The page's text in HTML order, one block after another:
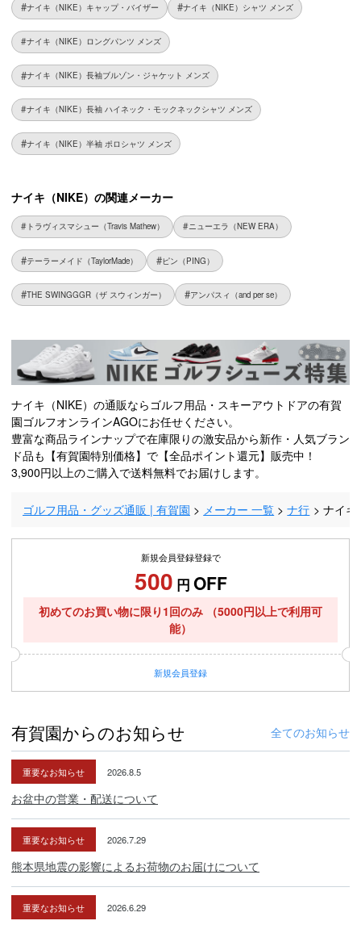
ナイキ（NIKE）キャップ・バイザー ナイキ（NIKE）シャツ メンズ
ナイキ（NIKE）ロングパンツ メンズ
ナイキ（NIKE）長袖ブルゾン・ジャケット メンズ
ナイキ（NIKE）長袖 ハイネック・モックネックシャツ メンズ
ナイキ（NIKE）半袖 ポロシャツ メンズ
ナイキ（NIKE）の関連メーカー
トラヴィスマシュー（Travis Mathew） ニューエラ（NEW ERA）
テーラーメイド（TaylorMade） ピン（PING）
THE SWINGGGR（ザ スウィンガー） アンパスィ（and per se）
ナイキ（NIKE）の通販ならゴルフ用品・スキーアウトドアの有賀
園ゴルフオンラインAGOにお任せください。
豊富な商品ラインナップで在庫限りの激安品から新作・人気ブラン
ド品も【有賀園特別価格】で【全品ポイント還元】販売中！
3,900円以上のご購入で送料無料でお届けします。
ゴルフ用品・グッズ通販 | 有賀園 メーカー 一覧 ナ行 ナイキ
新規会員登録登録で
500 円 OFF
初めてのお買い物に限り1回のみ
（5000円以上で利用可
能）
新規会員登録
有賀園からのお知らせ 全てのお知らせ
重要なお知らせ 2026.8.5
お盆中の営業・配送について
重要なお知らせ 2026.7.29
熊本県地震の影響によるお荷物のお届けについて
重要なお知らせ 2026.6.29